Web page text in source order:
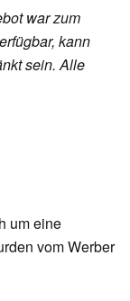
war zum
kann
sein. Alle
um eine
vom Werber